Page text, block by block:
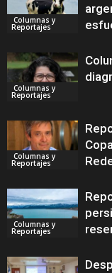
Columnas y
Reportajes
Columnas y
Reportajes
Columnas y
Reportajes
Columnas y
Reportajes